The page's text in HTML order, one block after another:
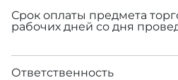
Срок оплаты предмета
рабочих дней со дня
Ответственность